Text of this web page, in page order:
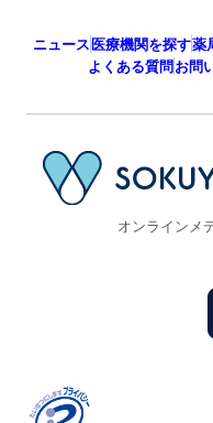
ニュース医療機関を探す薬
よくある質問お問
オンラインメ